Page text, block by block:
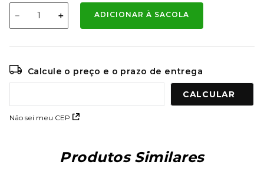
＋
－ ADICIONAR À SACOLA
Calcule o preço e o prazo de entrega
Não sei meu CEP
Produtos Similares